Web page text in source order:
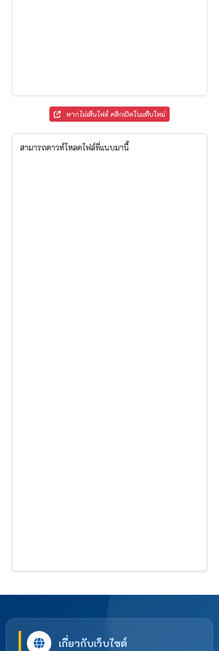
หากไม่เห็นไฟล์ คลิกเปิดในแท็บใหม่
สามารถดาวห์โหลดไฟล์ที่แนบมานี้
เกี่ยวกับเว็บไซต์